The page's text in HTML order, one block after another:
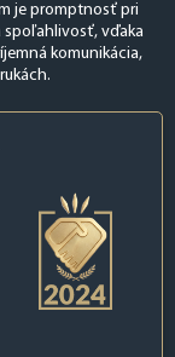
je promptnosť pri
spoľahlivosť, vďaka
komunikácia,